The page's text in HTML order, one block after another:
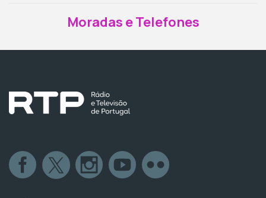
Moradas e Telefones